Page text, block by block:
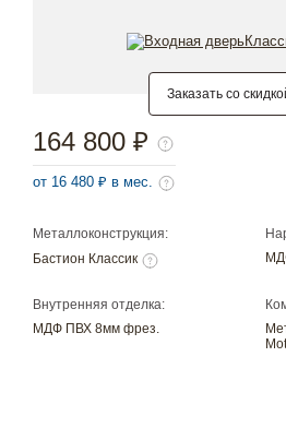
Заказать со
Металлоконструкция:
Бастион Классик
Внутренняя отделка:
МДФ ПВХ 8мм фрез.
164 800 ₽
от 16 480 ₽ в мес.